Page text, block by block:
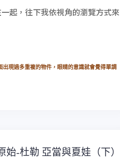
起，往下我依視角的瀏覽方式來
現過多重複的物件，眼睛的意識就會覺得單調
始-杜勒 亞當與夏娃（下）